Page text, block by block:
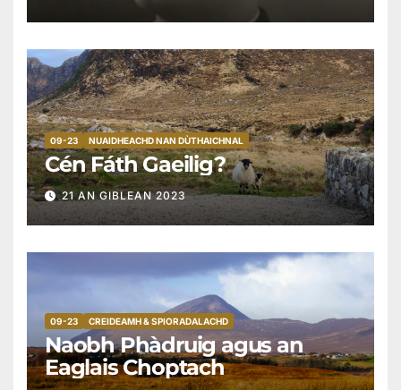
09-23 NUAIDHEACHD NAN DÙTHAICHNAL
Cén Fáth Gaeilig?
21 AN GIBLEAN 2023
09-23 CREIDEAMH & SPIORADALACHD
Naobh Phàdruig agus an
Eaglais Choptach